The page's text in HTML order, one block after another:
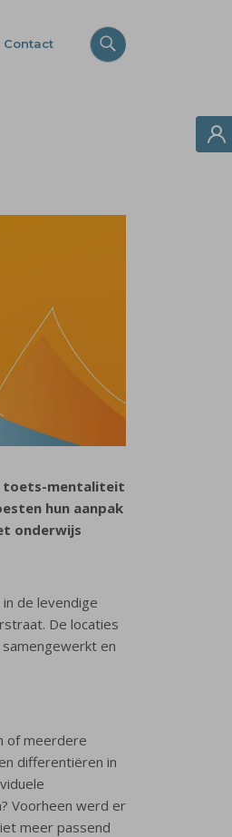
Contact
toets-mentaliteit
hun aanpak
onderwijs
de levendige
De locaties
en
of meerdere
differentiëren in
Voorheen werd er
meer passend